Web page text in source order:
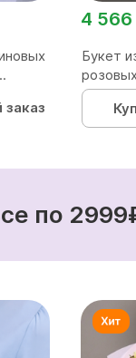
4
Букет
по